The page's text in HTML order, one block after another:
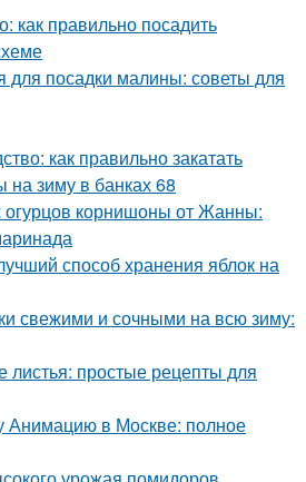
как правильно посадить
посадки малины: советы для
как правильно закатать
зиму в банках 68
огурцов корнишоны от Жанны:
способ хранения яблок на
свежими и сочными на всю зиму:
простые рецепты для
Анимацию в Москве: полное